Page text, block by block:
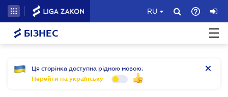
RU
БІЗНЕС
Ця сторінка доступна рідною мовою.
Перейти на українську